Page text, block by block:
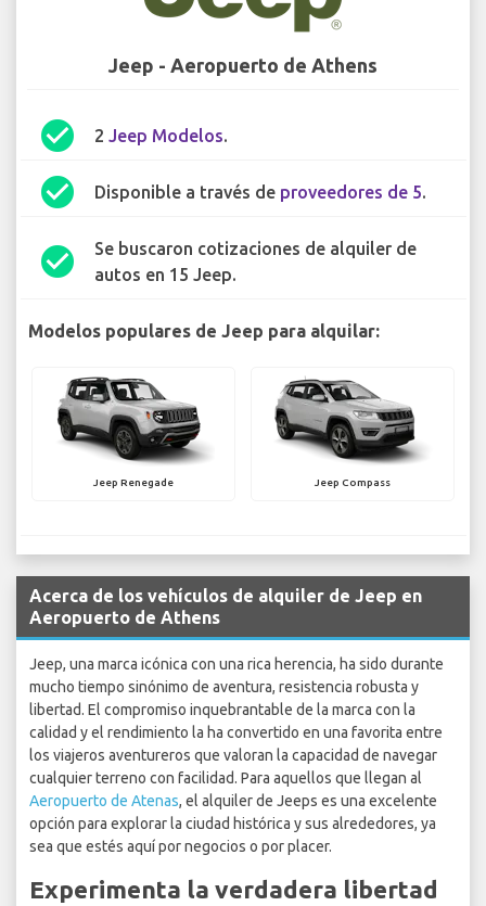
Jeep - Aeropuerto de Athens
check_circle 2 Jeep Modelos.
check_circle Disponible a través de proveedores de 5.
check_circle
Se buscaron cotizaciones de alquiler de
autos en 15 Jeep.
Modelos populares de Jeep para alquilar:
Jeep Renegade Jeep Compass
Acerca de los vehículos de alquiler de Jeep en
Aeropuerto de Athens
Jeep, una marca icónica con una rica herencia, ha sido durante
mucho tiempo sinónimo de aventura, resistencia robusta y
libertad. El compromiso inquebrantable de la marca con la
calidad y el rendimiento la ha convertido en una favorita entre
los viajeros aventureros que valoran la capacidad de navegar
cualquier terreno con facilidad. Para aquellos que llegan al
Aeropuerto de Atenas, el alquiler de Jeeps es una excelente
opción para explorar la ciudad histórica y sus alrededores, ya
sea que estés aquí por negocios o por placer.
Experimenta la verdadera libertad